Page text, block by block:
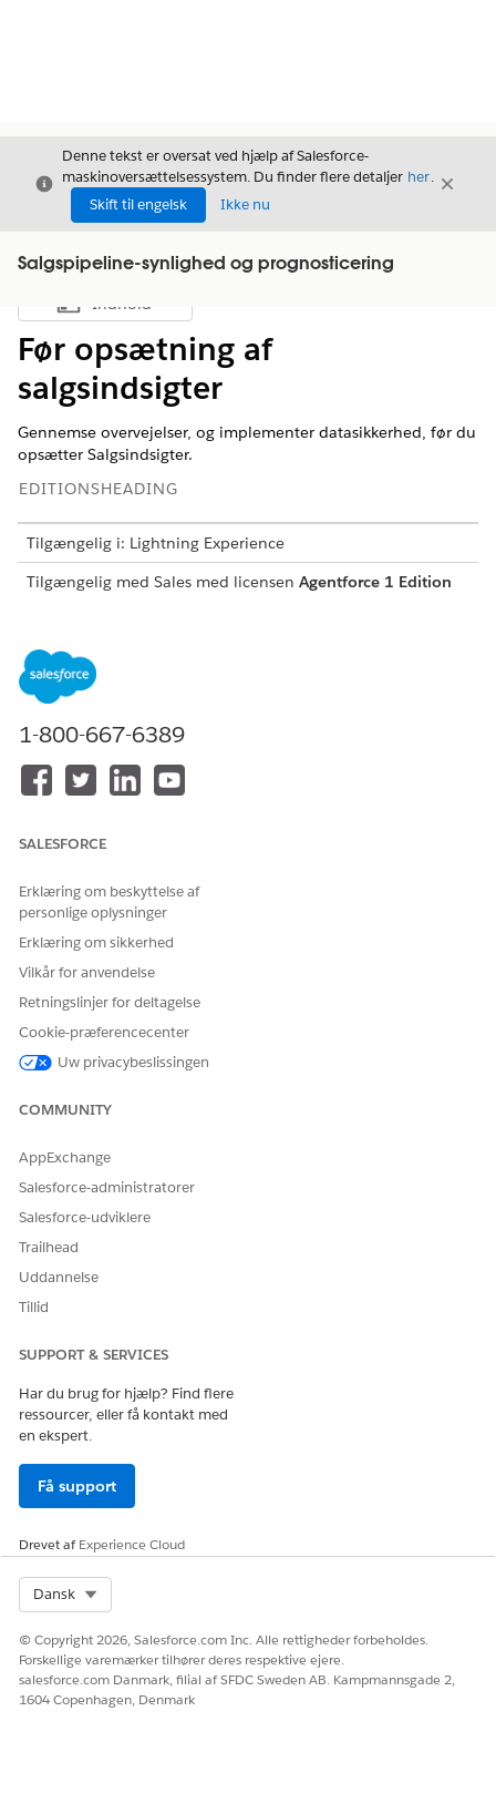
Luk
Denne tekst er oversat ved hjælp af Salesforce-
maskinoversættelsessystem. Du finder flere detaljer her.
Skift til engelsk
Ikke nu
Luk
Salgspipeline-synlighed og prognosticering
Vis indholdsfortegnelse
Indhold
Før opsætning af
salgsindsigter
Gennemse overvejelser, og implementer datasikkerhed, før du
opsætter Salgsindsigter.
EDITIONSHEADING
Tilgængelig i: Lightning Experience
Tilgængelig med Sales med licensen Agentforce 1 Edition
salgsindsigter:
Hvis du vil administrere
salgsindsigter:
Hvis du vil bruge
Krav og overvejelser i forbindelse med opsætning af
salgsindsigter
Før du opsætter salgsindsigter, skal du tage højde for disse
krav og overvejelser.
Tilføj sikkerhed på rækkeniveau med en
datastyringspolitik
rollehierarki for at definere dine salgsteams og de data,
for, hvordan du konfigurerer politikker.
1-800-667-6389
SALESFORCE
Erklæring om beskyttelse af
personlige oplysninger
Erklæring om sikkerhed
Vilkår for anvendelse
Retningslinjer for deltagelse
Cookie-præferencecenter
Uw privacybeslissingen
COMMUNITY
AppExchange
Salesforce-administratorer
Salesforce-udviklere
Trailhead
Uddannelse
Tillid
SUPPORT & SERVICES
Har du brug for hjælp? Find flere
ressourcer, eller få kontakt med
en ekspert.
Få support
Drevet afExperience Cloud
Dansk
© Copyright 2026, Salesforce.com Inc. Alle rettigheder forbeholdes.
Forskellige varemærker tilhører deres respektive ejere.
salesforce.com Danmark, filial af SFDC Sweden AB. Kampmannsgade 2,
1604 Copenhagen, Denmark